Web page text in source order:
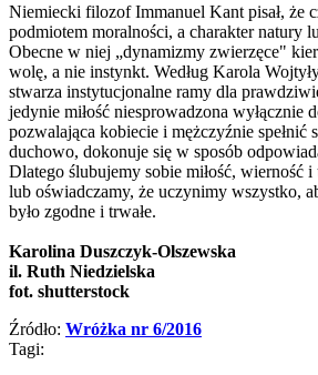
Niemiecki filozof Immanuel Kant pisał, że
podmiotem moralności, a charakter natury
Obecne w niej „dynamizmy zwierzęce"
wolę, a nie instynkt. Według Karola
stwarza instytucjonalne ramy dla
jedynie miłość niesprowadzona wyłącznie
pozwalająca kobiecie i mężczyźnie spełnić
duchowo, dokonuje się w sposób
Dlatego ślubujemy sobie miłość, wierność i
lub oświadczamy, że uczynimy wszystko,
było zgodne i trwałe.
Karolina Duszczyk-Olszewska
il. Ruth Niedzielska
fot. shutterstock
Źródło: Wróżka nr 6/2016
Tagi: